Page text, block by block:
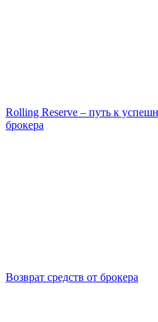
Rolling Reserve – путь к
брокера
Возврат средств от брокера